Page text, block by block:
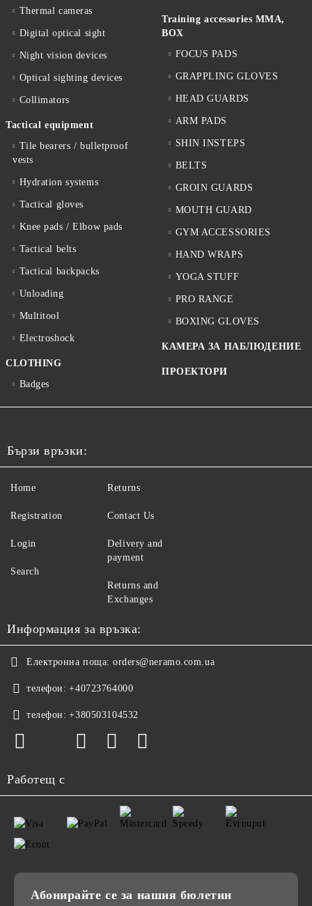
Thermal cameras
Digital optical sight
Night vision devices
Optical sighting devices
Collimators
Tactical equipment
Tile bearers / bulletproof
vests
Hydration systems
Tactical gloves
Knee pads / Elbow pads
Tactical belts
Tactical backpacks
Unloading
Multitool
Electroshock
CLOTHING
Badges
Training accessories MMA,
BOX
FOCUS PADS
GRAPPLING GLOVES
HEAD GUARDS
ARM PADS
SHIN INSTEPS
BELTS
GROIN GUARDS
MOUTH GUARD
GYM ACCESSORIES
HAND WRAPS
YOGA STUFF
PRO RANGE
BOXING GLOVES
КАМЕРА ЗА НАБЛЮДЕНИЕ
ПРОЕКТОРИ
Бързи връзки:
Home
Registration
Login
Search
Returns
Contact Us
Delivery and
payment
Returns and
Exchanges
Информация за връзка:
Електронна поща: orders@neramo.com.ua
телефон: +40723764000
телефон: +380503104532
Работещ с
Абонирайте се за нашия бюлетин